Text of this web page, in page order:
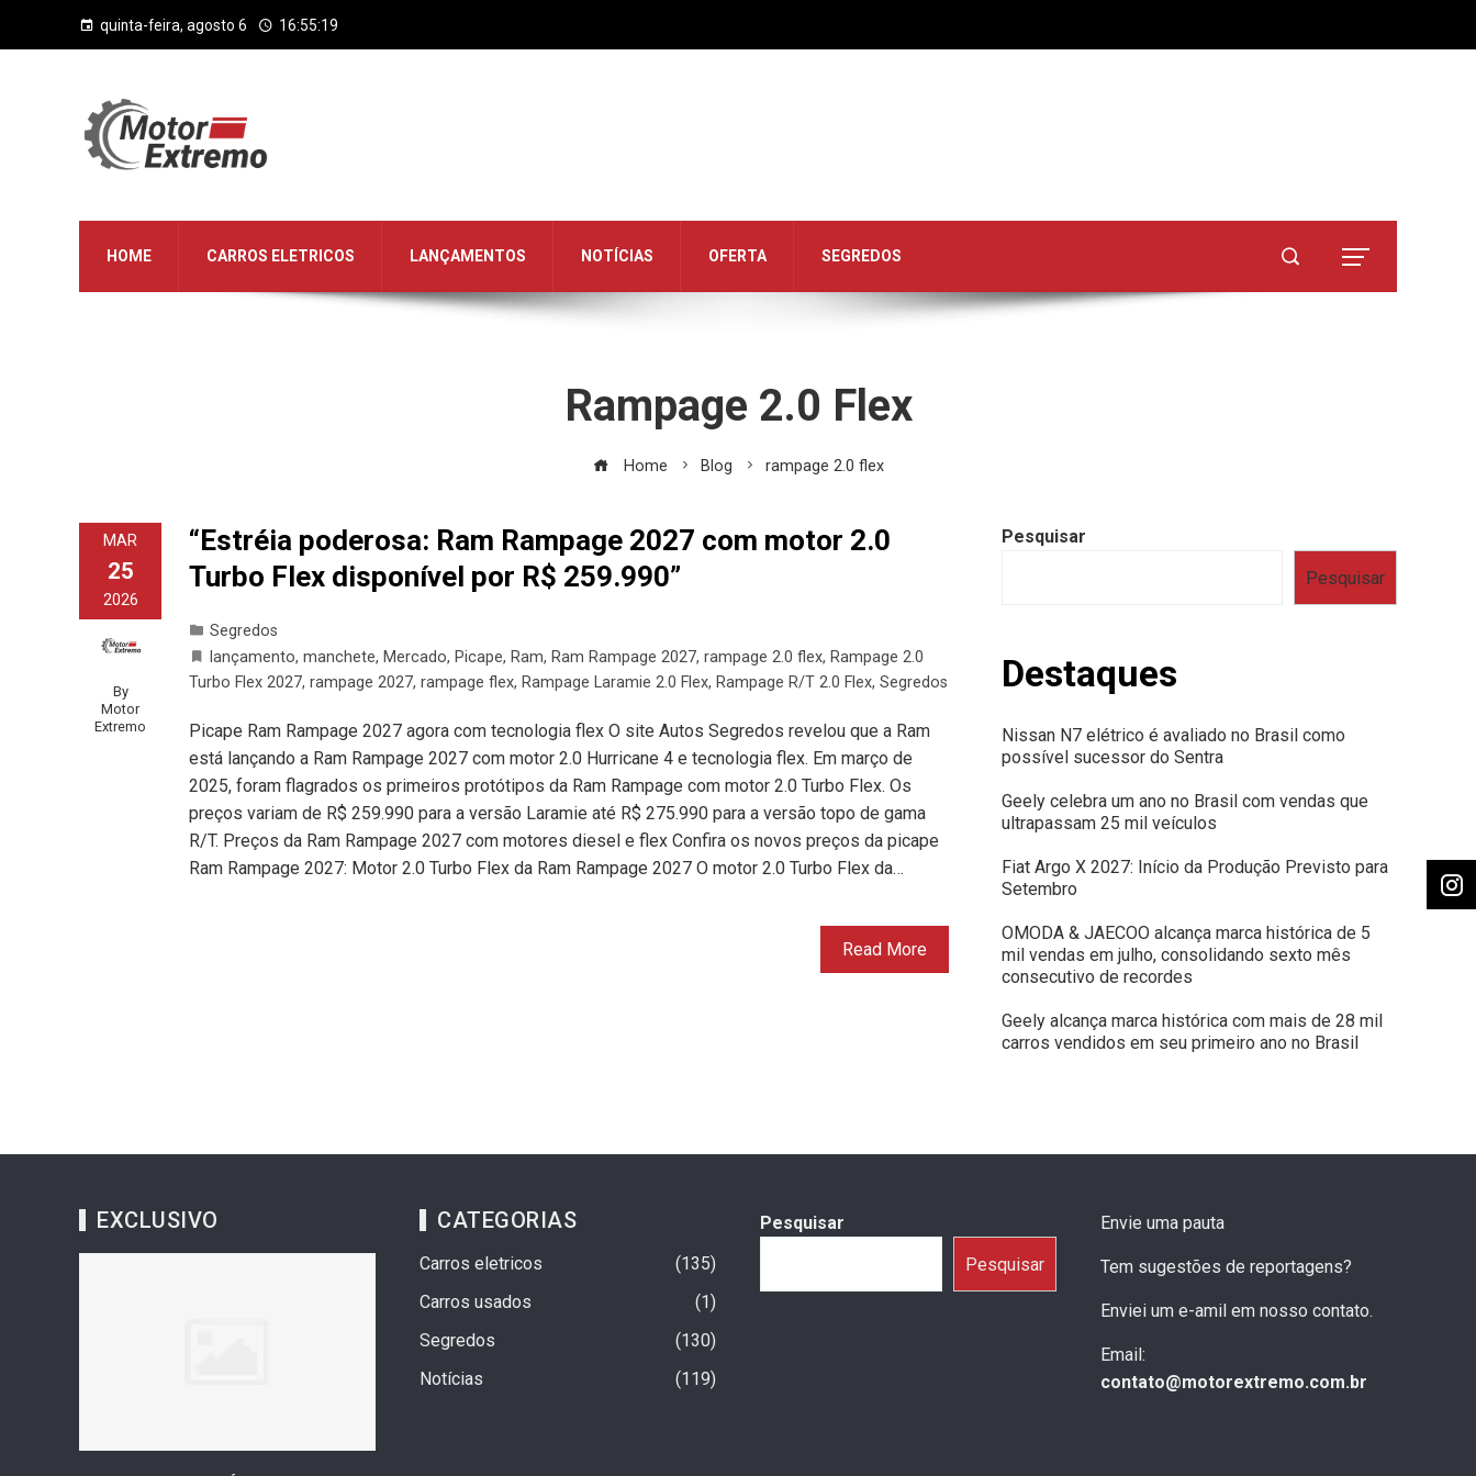
quinta-feira, agosto 6 16:55:19
HOME CARROS ELETRICOS LANÇAMENTOS NOTÍCIAS OFERTA SEGREDOS
Rampage 2.0 Flex
Home Blog rampage 2.0 flex
MAR
25
2026
By
Motor
Extremo
“Estréia poderosa: Ram Rampage 2027 com motor 2.0
Turbo Flex disponível por R$ 259.990”
Segredos
lançamento, manchete, Mercado, Picape, Ram, Ram Rampage 2027, rampage 2.0 flex, Rampage 2.0
Turbo Flex 2027, rampage 2027, rampage flex, Rampage Laramie 2.0 Flex, Rampage R/T 2.0 Flex, Segredos
Picape Ram Rampage 2027 agora com tecnologia flex O site Autos Segredos revelou que a Ram
está lançando a Ram Rampage 2027 com motor 2.0 Hurricane 4 e tecnologia flex. Em março de
2025, foram flagrados os primeiros protótipos da Ram Rampage com motor 2.0 Turbo Flex. Os
preços variam de R$ 259.990 para a versão Laramie até R$ 275.990 para a versão topo de gama
R/T. Preços da Ram Rampage 2027 com motores diesel e flex Confira os novos preços da picape
Ram Rampage 2027: Motor 2.0 Turbo Flex da Ram Rampage 2027 O motor 2.0 Turbo Flex da…
Read More
Pesquisar
Pesquisar
Destaques
Nissan N7 elétrico é avaliado no Brasil como
possível sucessor do Sentra
Geely celebra um ano no Brasil com vendas que
ultrapassam 25 mil veículos
Fiat Argo X 2027: Início da Produção Previsto para
Setembro
OMODA & JAECOO alcança marca histórica de 5
mil vendas em julho, consolidando sexto mês
consecutivo de recordes
Geely alcança marca histórica com mais de 28 mil
carros vendidos em seu primeiro ano no Brasil
EXCLUSIVO CATEGORIAS
Carros eletricos
135
Carros usados
1
Segredos
130
Notícias
119
Pesquisar
Pesquisar
Envie uma pauta
Tem sugestões de reportagens?
Enviei um e-amil em nosso contato.
Email:
contato@motorextremo.com.br